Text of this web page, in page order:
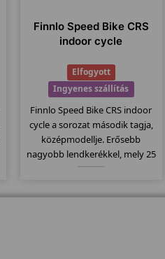
Finnlo Speed Bike CRS
indoor cycle
Elfogyott
Ingyenes szállítás
Finnlo Speed Bike CRS indoor
cycle a sorozat második tagja,
középmodellje. Erősebb
nagyobb lendkerékkel, mely 25
Computere kompatibilis a